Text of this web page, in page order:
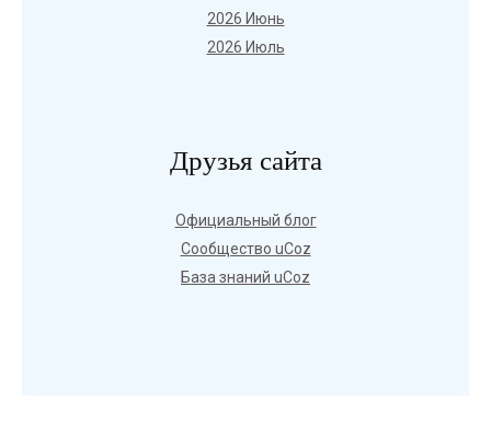
2026 Июнь
2026 Июль
Друзья сайта
Официальный блог
Сообщество uCoz
База знаний uCoz